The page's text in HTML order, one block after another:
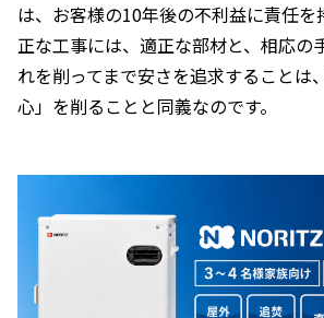
は、お客様の10年後の不利益に責任を
正な工事には、適正な部材と、相応の
れを削ってまで安さを追求することは
心」を削ることと同義なのです。